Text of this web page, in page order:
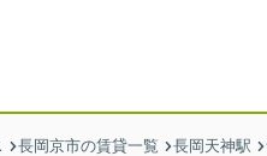
長岡京市の賃貸一覧 長岡天神駅